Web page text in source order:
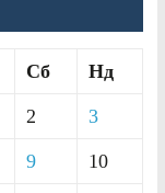
Сб Нд
2 3
9 10